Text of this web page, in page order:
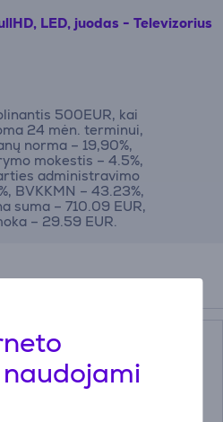
LED, juodas - Televizorius
500EUR, kai
24 mėn. terminui,
norma – 19,90%,
mokestis – 4.5%,
administravimo
BVKKMN – 43.23%,
suma – 710.09 EUR,
– 29.59 EUR.